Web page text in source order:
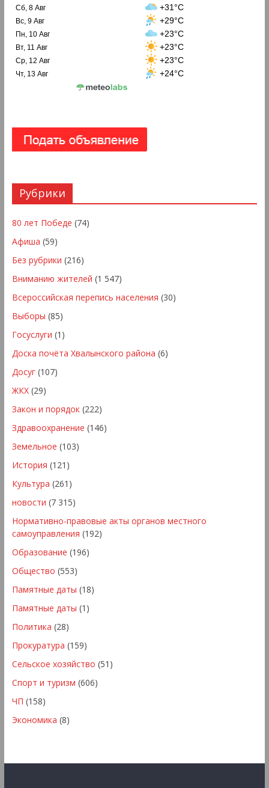
Сб, 8 Авг +31°C
Вс, 9 Авг +29°C
Пн, 10 Авг +23°C
Вт, 11 Авг +23°C
Ср, 12 Авг +23°C
Чт, 13 Авг +24°C
Рубрики
80 лет Победе (74)
Афиша (59)
Без рубрики (216)
Вниманию жителей (1 547)
Всероссийская перепись населения (30)
Выборы (85)
Госуслуги (1)
Доска почёта Хвалынского района (6)
Досуг(107)
ЖКХ(29)
Закон и порядок(222)
Здравоохранение (146)
Земельное (103)
История (121)
Культура (261)
новости (7 315)
Нормативно-правовые акты органов местного
самоуправления (192)
Образование (196)
Общество (553)
Памятные даты (18)
Памятные даты (1)
Политика (28)
Прокуратура (159)
Сельское хозяйство (51)
Спорт и туризм (606)
ЧП (158)
Экономика (8)